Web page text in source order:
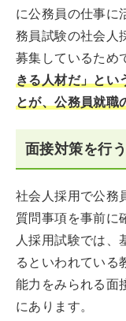
に公務員の仕事に
務員試験の社会人
募集しているため
きる人材だ」とい
とが、公務員就職
面接対策を行う
社会人採用で公務
質問事項を事前に
人採用試験では、
るといわれている
能力をみられる面
にあります。